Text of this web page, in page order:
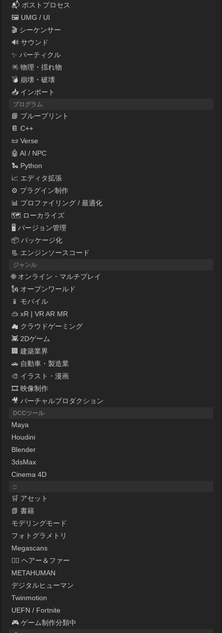
📬 ポストプロセス
🖼 UMG / UI
🎬 シーケンサー
🔊 サウンド
✨ パーティクル
🪅 物理・揺れ物
💣 崩壊・破壊
📥 インポート
プログラム
📘 ブループリント
📔 C++
📜 Verse
🤖 AI / NPC
🐍 Python
📈 エディタ拡張
⚙ プラグイン制作
📊 プロファイリング / 最適化
🗺 ローカライズ
🖥 バージョン管理
📦 パッケージ化
📃 エンジンソースコード
ジャンル
🌐 オンライン・マルチプレイ
🗽 オープンワールド
📱 モバイル
🥽 xR | VR AR MR
☁ クラウドゲーミング
👾 2Dゲーム
🏢 建築業界
🚗 自動車・製造業
🎨 イラスト・漫画
🎞 映像制作
🎥 バーチャルプロダクション
DCCツール
Maya
Houdini
Blender
3dsMax
Cinema 4D
□
🛒 アセット
📗 書籍
モデリングモード
フォトグラメトリ
Megascans
💇‍♀️ ヘアー＆ファー
METAHUMAN
デジタルヒューマン
Twinmotion
UEFN / Fortnite
🎮 ゲーム制作分類中